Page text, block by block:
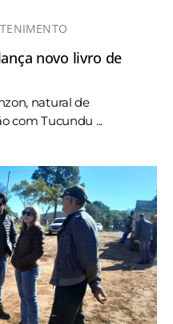
novo livro de
natural de
com Tucundu ...